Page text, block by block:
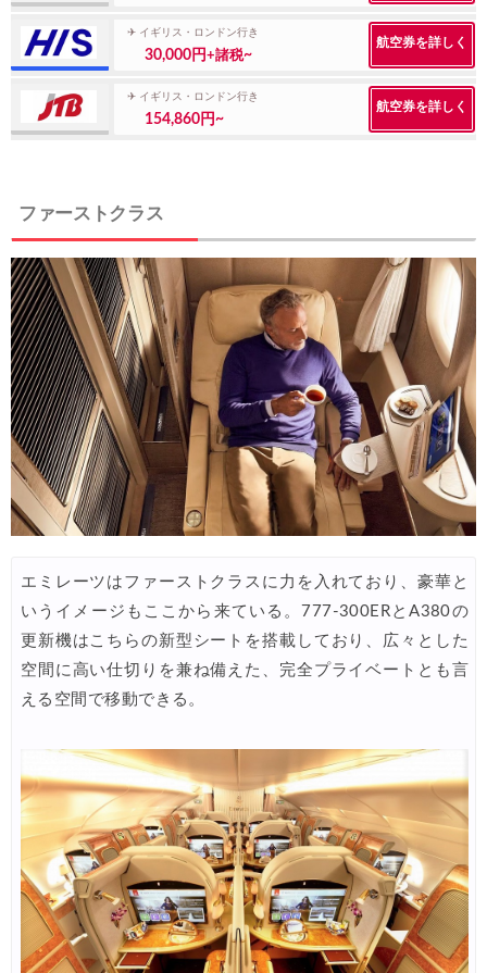
07/01 Trip.com) 海外ホテル2%OFFクーポン TRIP1
07/01 Trip.com) 海外航空券1%OFFクーポン TRIP2
07/01 エアトリ) 海外航空券(60日前) 1,000円OFFクーポン
06/30 楽天トラベル) 海外ツアー(サマーSALE) 最大50,000円OFFクー
06/30 楽天トラベル) 海外ツアー 最大30,000円OFFクーポン
06/29 Trip.com) 海外航空券(香港) 最大5,000円OFFクーポン
06/29 Trip.com) 韓国旅 最大50%OFFセール
06/28 エアトリ) 海外航空券 最大3,000円OFFクーポン
06/26 HIS) 海外航空券 2,000円OFFクーポン
06/26 HIS) 海外航空券タイムセール
06/25 楽天トラベル) 海外ツアー 最大15,000円OFFクーポン
Trip.com) 海外航空券(アジア) 6,900円~
06/23 Trip.com) 航空券＋ホテル 最大5,000円OFFクーポン
06/23 Trip.com) 海外航空券 最大2,500円OFFクーポン
06/22 Trip.com) タイ旅 最大50%OFFセール
06/20 楽天トラベル) 海外ツアー 最大30,000円OFFクーポン
06/19 HIS) 海外航空券 2,000円OFFクーポン
HIS) ドイツツアー(添乗員同行) 最大15,000円OFFクーポン
06/18 Expedia) 夏旅特大ホテル 最大40%OFFセール
06/17 JAL) 海外航空券+ホテル 最大40,000円OFFクーポン
06/16 楽天トラベル) 海外ツアー(スーパーセール) 最大50,000円OFFクー
✈ イギリス・ロンドン行き
30,000円+諸税~
航空券を詳しく
✈ イギリス・ロンドン行き
154,860円~
航空券を詳しく
ファーストクラス
エミレーツはファーストクラスに力を入れており、豪華と
いうイメージもここから来ている。777-300ERとA380の
更新機はこちらの新型シートを搭載しており、広々とした
空間に高い仕切りを兼ね備えた、完全プライベートとも言
える空間で移動できる。